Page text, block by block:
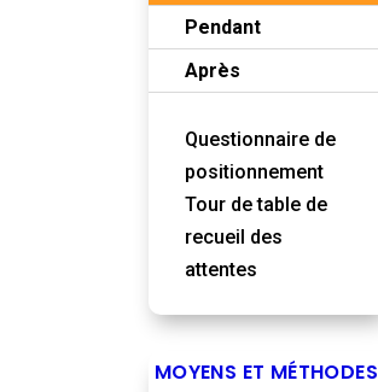
Pendant
Après
Questionnaire de
positionnement
Tour de table de
recueil des
attentes
MOYENS ET MÉTHODES